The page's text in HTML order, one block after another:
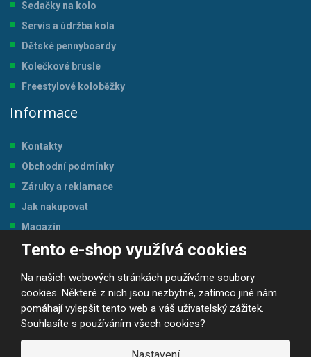
Tento e-shop využívá cookies
Na našich webových stránkách používáme soubory
cookies. Některé z nich jsou nezbytné, zatímco jiné nám
pomáhají vylepšit tento web a váš uživatelský zážitek.
Souhlasíte s používáním všech cookies?
Sedačky na kolo
Servis a údržba kola
Dětské pennyboardy
Kolečkové brusle
Freestylové koloběžky
Informace
Kontakty
Obchodní podmínky
Záruky a reklamace
Jak nakupovat
Magazín
Tabulka velikostí
© 2026, JP-SPORT.CZ SPORTOVNÍ POTŘEBY
Prohlášení o přístupnosti |Mapa stránek ||GDPR